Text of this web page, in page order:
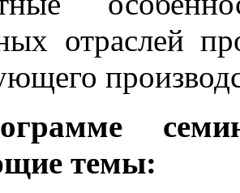
отраслей
темы: